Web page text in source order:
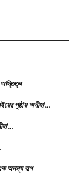
অস্তিত্ব
পৃষ্ঠায় অনীহা…
অনন্য রূপ